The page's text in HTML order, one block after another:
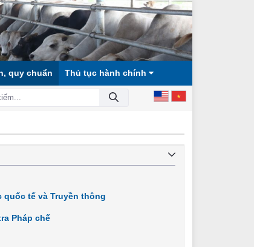
quy chuẩn Thủ tục hành chính
CÔNG BẰNG, DÂN CHỦ, VĂN MINH!
quốc tế và Truyền thông
Pháp chế